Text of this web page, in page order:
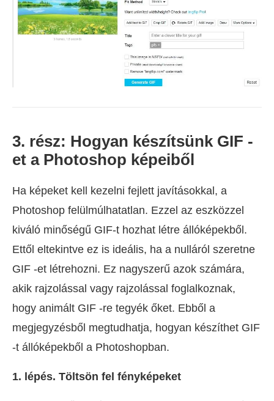
3. rész: Hogyan készítsünk GIF -
et a Photoshop képeiből
Ha képeket kell kezelni fejlett javításokkal, a
Photoshop felülmúlhatatlan. Ezzel az eszközzel
kiváló minőségű GIF-t hozhat létre állóképekből.
Ettől eltekintve ez is ideális, ha a nulláról szeretne
GIF -et létrehozni. Ez nagyszerű azok számára,
akik rajzolással vagy rajzolással foglalkoznak,
hogy animált GIF -re tegyék őket. Ebből a
megjegyzésből megtudhatja, hogyan készíthet GIF
-t állóképekből a Photoshopban.
1. lépés. Töltsön fel fényképeket